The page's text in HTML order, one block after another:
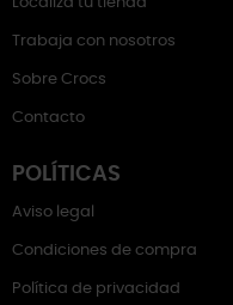
Trabaja con nosotros
Sobre Crocs
Contacto
POLÍTICAS
Aviso legal
Condiciones de compra
Política de privacidad